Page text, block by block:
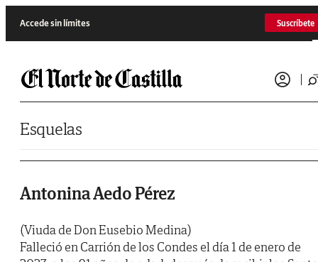
Accede sin límites Suscríbete
Esquelas
Antonina Aedo Pérez
(Viuda de Don Eusebio Medina)
Falleció en Carrión de los Condes el día 1 de enero de